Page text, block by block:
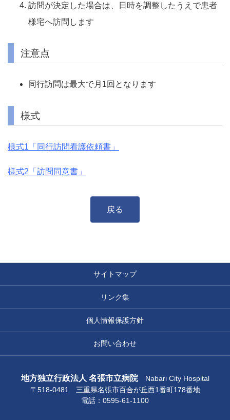
訪問が決定した場合は、日時を調整したうえで患者
様宅へ訪問します
注意点
同行訪問は最大で月1回となります
様式
様式1「同行訪問看護依頼書」
様式2「訪問同意書」
戻る
サイトマップ
リンク集
個人情報保護方針
お問い合わせ
地方独立行政法人 名張市立病院Nabari City Hospital
〒518-0481 三重県名張市百合が丘西1番町178番地
電話：0595-61-1100